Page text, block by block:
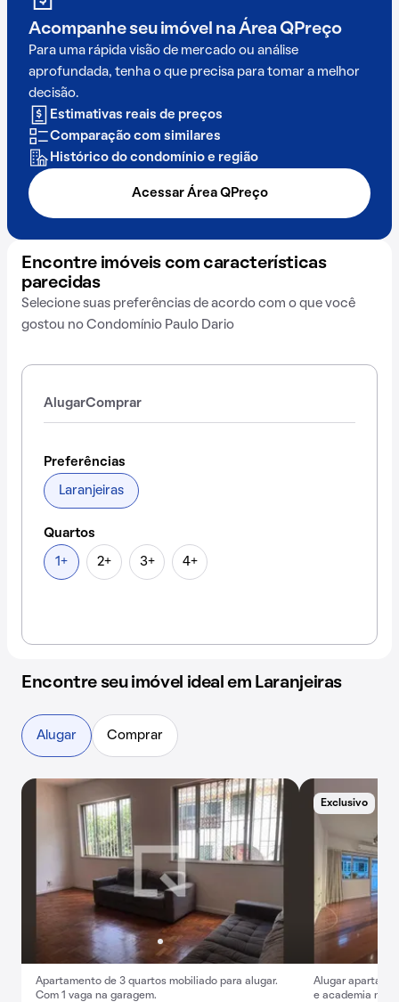
Acompanhe seu imóvel na Área QPreço
Para uma rápida visão de mercado ou análise
aprofundada, tenha o que precisa para tomar a melhor
decisão.
Estimativas reais de preços
Comparação com similares
Histórico do condomínio e região
Acessar Área QPreço
Encontre imóveis com características
parecidas
Selecione suas preferências de acordo com o que você
gostou no Condomínio Paulo Dario
AlugarComprar
Preferências
Laranjeiras
Quartos
1+ 2+ 3+ 4+
Encontre seu imóvel ideal em Laranjeiras
Apartamento de 3 quartos mobiliado para alugar.
Com 1 vaga na garagem.
Exclusivo
Alugar
e academia no
Alugar Comprar